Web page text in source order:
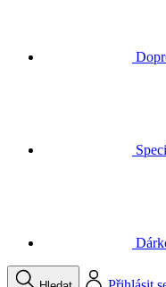
Váš košík je prázdný
Menu Zavřít